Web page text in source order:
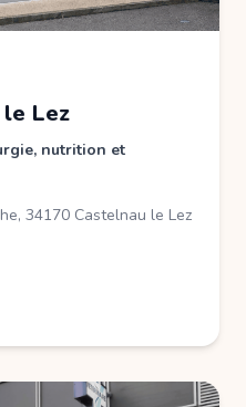
Lez
nutrition et
34170 Castelnau le Lez